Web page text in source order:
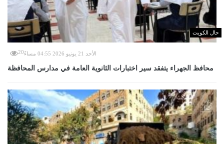
حال الكويت
الأحد 21 يونيو 2026 04:55 مساءً 20
محافظ الجهراء يتفقد سير اختبارات الثانوية العامة في مدارس المحافظة